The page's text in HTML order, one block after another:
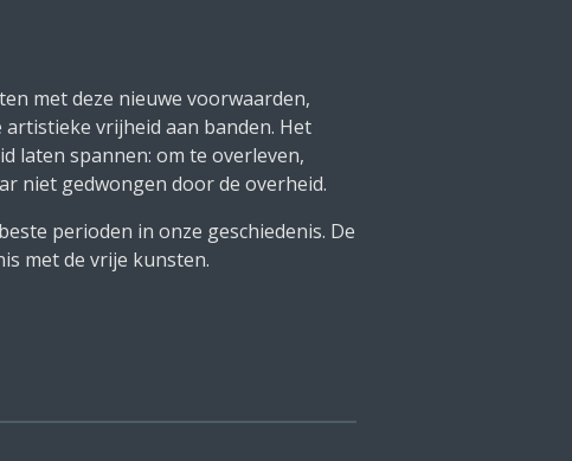
met deze nieuwe voorwaarden,
vrijheid aan banden. Het
laten spannen: om te overleven,
niet gedwongen door de overheid.
perioden in onze geschiedenis. De
met de vrije kunsten.